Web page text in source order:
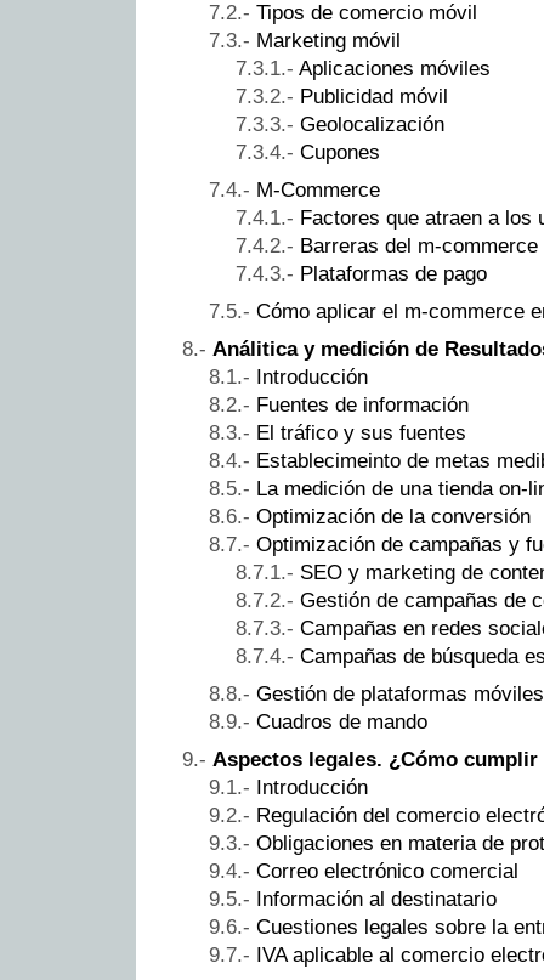
Tipos de comercio móvil
Marketing móvil
Aplicaciones móviles
Publicidad móvil
Geolocalización
Cupones
M-Commerce
Factores que atraen a los
Barreras del m-commerce
Plataformas de pago
Cómo aplicar el m-commerce
Análitica y medición de
Introducción
Fuentes de información
El tráfico y sus fuentes
Establecimeinto de metas
La medición de una tienda on-
Optimización de la conversión
Optimización de campañas y
SEO y marketing de
Gestión de campañas de
Campañas en redes
Campañas de búsqueda
Gestión de plataformas
Cuadros de mando
Aspectos legales. ¿Cómo cumplir
Introducción
Regulación del comercio
Obligaciones en materia de
Correo electrónico comercial
Información al destinatario
Cuestiones legales sobre la
IVA aplicable al comercio